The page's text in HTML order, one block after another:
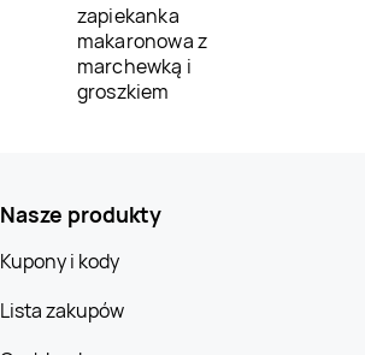
zapiekanka
makaronowa z
marchewką i
groszkiem
Nasze produkty
Kupony i kody
Lista zakupów